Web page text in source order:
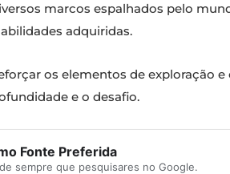
marcos espalhados pelo
adquiridas.
os elementos de
e o desafio.
Fonte Preferida
sempre que pesquisares no Google.